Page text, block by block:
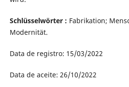
Schlüsselwörter : Fabrikation;
Modernität.
Data de registro: 15/03/2022
Data de aceite: 26/10/2022